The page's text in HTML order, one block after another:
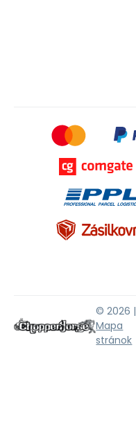
© 2026 |
Mapa
stránok